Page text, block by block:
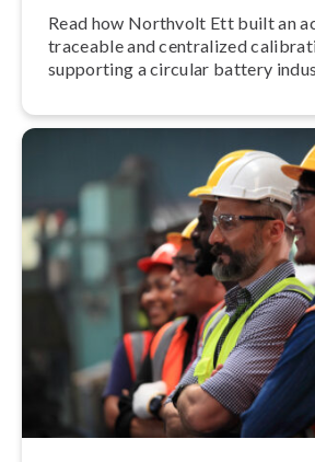
Read how Northvolt Ett built an
traceable and centralized
supporting a circular battery